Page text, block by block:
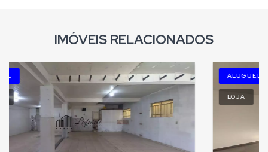
IMÓVEIS RELACIONADOS
ALUGUEL